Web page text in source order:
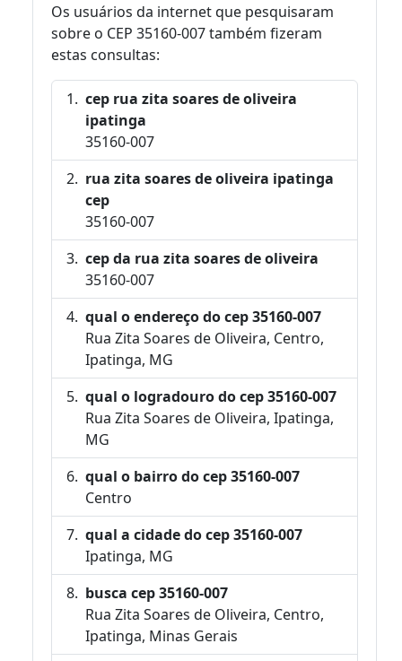
Os usuários da internet que pesquisaram
sobre o CEP 35160-007 também fizeram
estas consultas:
cep rua zita soares de oliveira
ipatinga
35160-007
rua zita soares de oliveira ipatinga
cep
35160-007
cep da rua zita soares de oliveira
35160-007
qual o endereço do cep 35160-007
Rua Zita Soares de Oliveira, Centro,
Ipatinga, MG
qual o logradouro do cep 35160-007
Rua Zita Soares de Oliveira, Ipatinga,
MG
qual o bairro do cep 35160-007
Centro
qual a cidade do cep 35160-007
Ipatinga, MG
busca cep 35160-007
Rua Zita Soares de Oliveira, Centro,
Ipatinga, Minas Gerais